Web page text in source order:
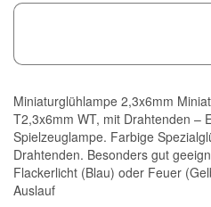
Miniaturglühlampe 2,3x6mm
T2,3x6mm WT, mit Drahtenden –
Spielzeuglampe. Farbige
Drahtenden. Besonders gut
Flackerlicht (Blau) oder Feuer
Auslauf